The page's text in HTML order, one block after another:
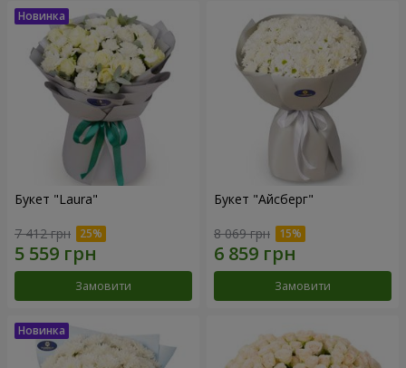
Букет "Laura"
7 412 грн
Замовити
Букет "Айсберг"
8 069 грн
Замовити